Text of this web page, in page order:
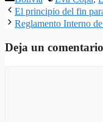
Compartir
El principio del fin
Reglamento Interno
Deja un comentario